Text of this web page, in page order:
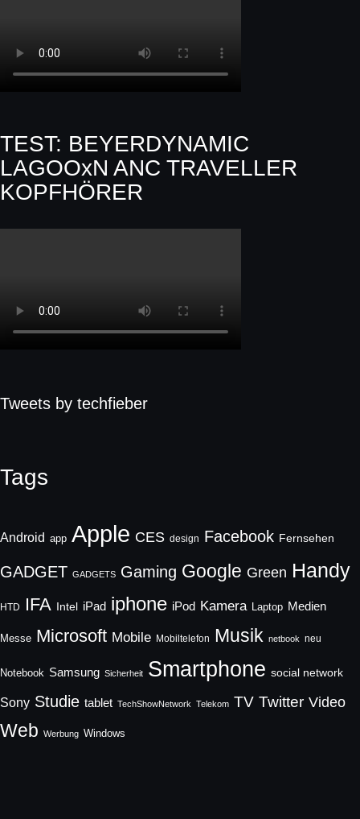
TEST: BEYERDYNAMIC
LAGOOxN ANC TRAVELLER
KOPFHÖRER
Tweets by techfieber
Tags
Android app Apple CES design Facebook Fernsehen
GADGET GADGETS Gaming Google Green Handy
HTD IFA Intel iPad iphone iPod Kamera Laptop Medien
Messe Microsoft Mobile Mobiltelefon Musik netbook neu
Notebook Samsung Sicherheit Smartphone social network
Sony Studie tablet TechShowNetwork Telekom TV Twitter Video
Web Werbung Windows